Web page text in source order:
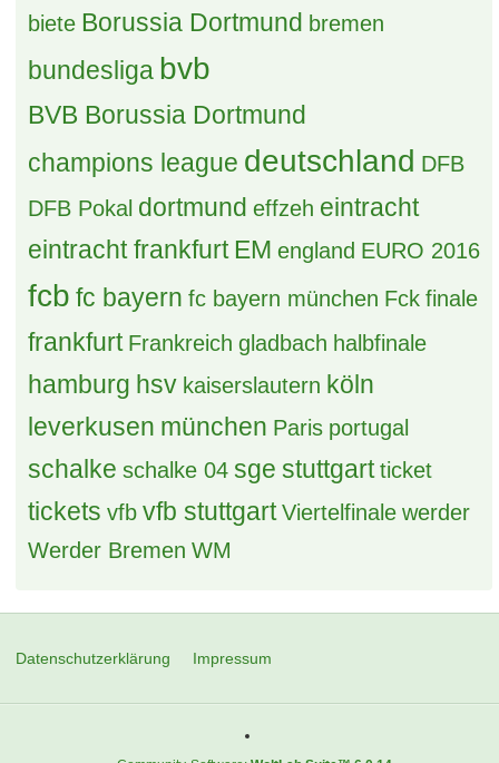
biete Borussia Dortmund bremen
bundesliga bvb
BVB Borussia Dortmund
champions league deutschland DFB
DFB Pokal dortmund effzeh eintracht
eintracht frankfurt EM england EURO 2016
fcb fc bayern fc bayern münchen Fck finale
frankfurt Frankreich gladbach halbfinale
hamburg hsv kaiserslautern köln
leverkusen münchen Paris portugal
schalke schalke 04 sge stuttgart ticket
tickets vfb vfb stuttgart Viertelfinale werder
Werder Bremen WM
Datenschutzerklärung Impressum